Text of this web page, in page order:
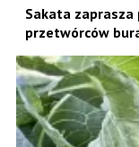
Sakata
przetwórców